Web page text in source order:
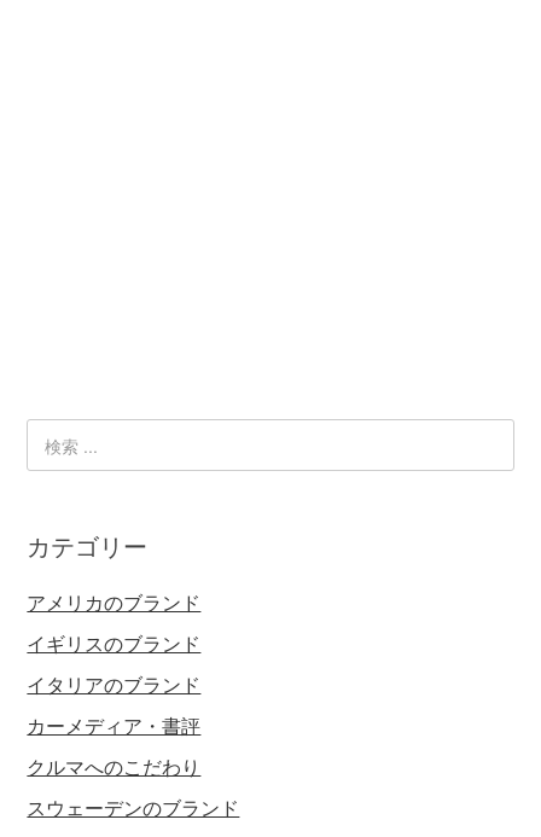
カテゴリー
アメリカのブランド
イギリスのブランド
イタリアのブランド
カーメディア・書評
クルマへのこだわり
スウェーデンのブランド